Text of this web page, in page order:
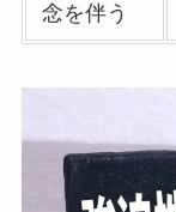
念を伴う